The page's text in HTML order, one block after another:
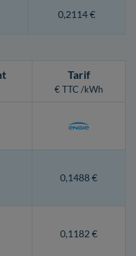
0,2114 €
Tarif
€ TTC /kWh
0,1488 €
0,1182 €